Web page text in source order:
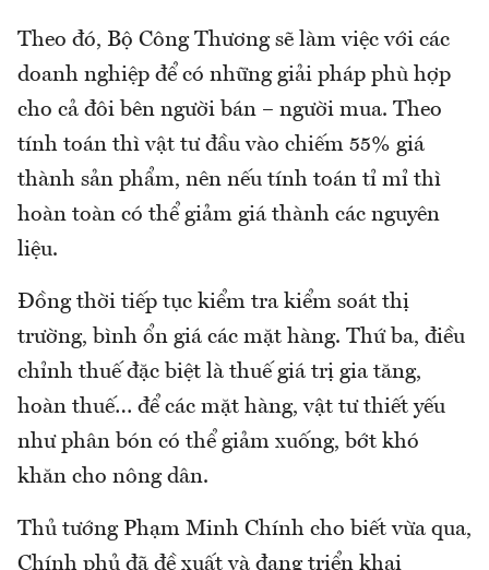
Theo đó, Bộ Công Thương sẽ làm việc với các
doanh nghiệp để có những giải pháp phù hợp
cho cả đôi bên người bán – người mua. Theo
tính toán thì vật tư đầu vào chiếm 55% giá
thành sản phẩm, nên nếu tính toán tỉ mỉ thì
hoàn toàn có thể giảm giá thành các nguyên
liệu.
Đồng thời tiếp tục kiểm tra kiểm soát thị
trường, bình ổn giá các mặt hàng. Thứ ba, điều
chỉnh thuế đặc biệt là thuế giá trị gia tăng,
hoàn thuế… để các mặt hàng, vật tư thiết yếu
như phân bón có thể giảm xuống, bớt khó
khăn cho nông dân.
Thủ tướng Phạm Minh Chính cho biết vừa qua,
Chính phủ đã đề xuất và đang triển khai